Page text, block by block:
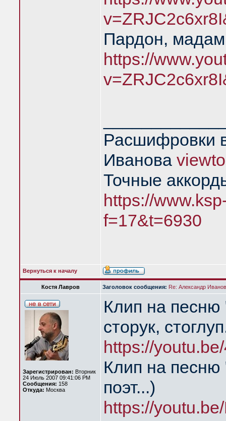
Пардон,
https://
Расшифровки
Иванова
Точные
https://
f=17&t=6930
Вернуться к началу
Костя Лавров Заголовок сообщения: Re: Александр
Зарегистрирован: Вторник
24 Июль 2007 09:41:06 PM
Сообщения: 158
Откуда: Москва
Клип на
сторук,
https://
Клип на
поэт...)
https://